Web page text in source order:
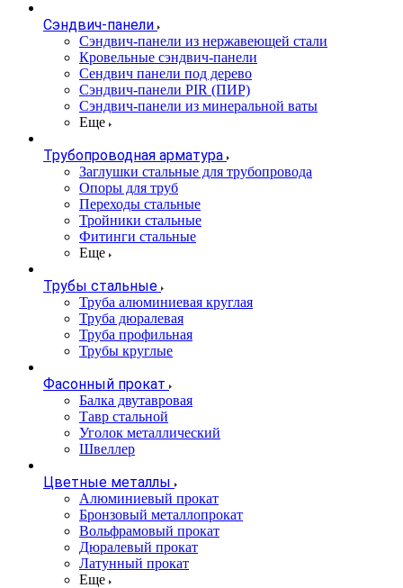
Сэндвич-панели
Cэндвич-панели из нержавеющей стали
Кровельные сэндвич-панели
Сендвич панели под дерево
Сэндвич-панели PIR (ПИР)
Сэндвич-панели из минеральной ваты
Еще
Трубопроводная арматура
Заглушки стальные для трубопровода
Опоры для труб
Переходы стальные
Тройники стальные
Фитинги стальные
Еще
Трубы стальные
Труба алюминиевая круглая
Труба дюралевая
Труба профильная
Трубы круглые
Фасонный прокат
Балка двутавровая
Тавр стальной
Уголок металлический
Швеллер
Цветные металлы
Алюминиевый прокат
Бронзовый металлопрокат
Вольфрамовый прокат
Дюралевый прокат
Латунный прокат
Еще